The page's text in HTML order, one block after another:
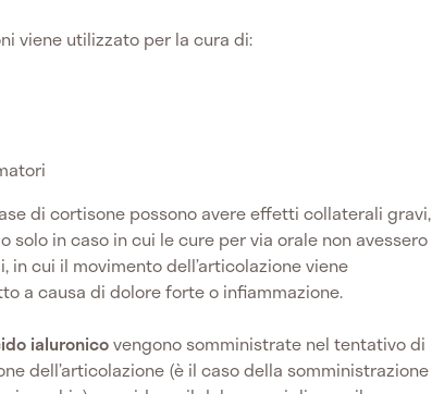
viene utilizzato per la cura di:
di cortisone possono avere effetti collaterali gravi,
solo in caso in cui le cure per via orale non avessero
in cui il movimento dell’articolazione viene
a causa di dolore forte o infiammazione.
ialuronicovengono somministrate nel tentativo di
dell’articolazione (è il caso della somministrazione